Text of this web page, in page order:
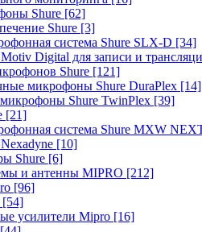
Shure [62]
Shure [3]
система Shure SLX-D [34]
Digital для записи и
Shure [121]
микрофоны Shure DuraPlex [14]
Shure TwinPlex [39]
[21]
система Shure MXW
[10]
Shure [6]
и антенны MIPRO [212]
[96]
[54]
усилители Mipro [16]